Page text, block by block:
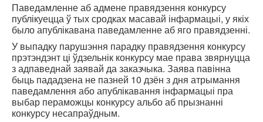
Паведамленне аб адмене правядзення конкурсу
публікуецца ў тых сродках масавай інфармацыі, у якіх
было апублікавана паведамленне аб яго правядзенні.
У выпадку парушэння парадку правядзення конкурсу
прэтэндэнт ці ўдзельнік конкурсу мае права звярнуцца
з адпаведнай заявай да заказчыка. Заява павінна
быць пададзена не пазней 10 дзён з дня атрымання
паведамлення або апублікавання інфармацыі пра
выбар пераможцы конкурсу альбо аб прызнанні
конкурсу несапраўдным.